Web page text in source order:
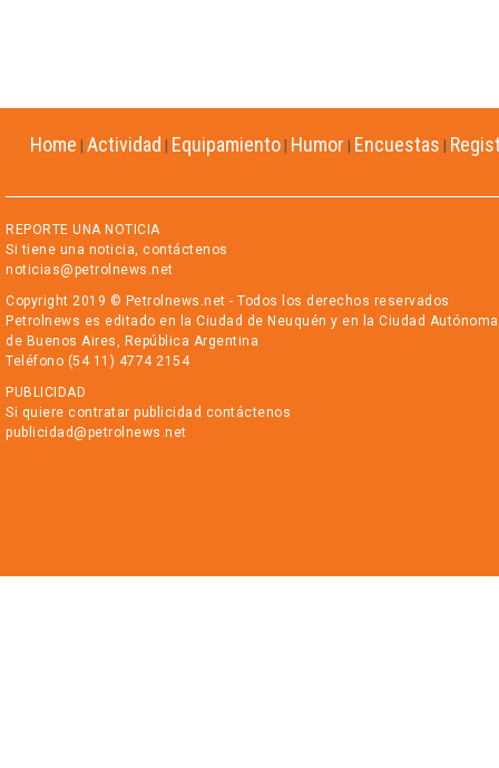
Home Actividad Equipamiento Humor Encuestas
REPORTE UNA NOTICIA
Si tiene una noticia, contáctenos
noticias@petrolnews.net
Copyright 2019 © Petrolnews.net - Todos los derechos reservados
Petrolnews es editado en la Ciudad de Neuquén y en la Ciudad Autónoma
de Buenos Aires, República Argentina
Teléfono (54 11) 4774 2154
PUBLICIDAD
Si quiere contratar publicidad contáctenos
publicidad@petrolnews.net